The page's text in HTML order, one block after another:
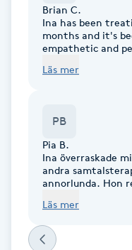
Dermapen
Diamantslipning
Enzympeeling
Extensions
Extensions borttagning
Eyeliner-tatuering
Brian C.
Ina has been
months and it's
empathetic and
Läs mer
PB
Pia B.
Ina överraskade
andra
annorlunda. Hon
som på vad jag
knutar inom mig
mönster som
Läs mer